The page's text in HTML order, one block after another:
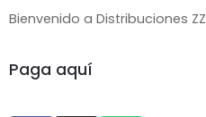
Bienvenido a Distribuciones ZZ
Paga aquí